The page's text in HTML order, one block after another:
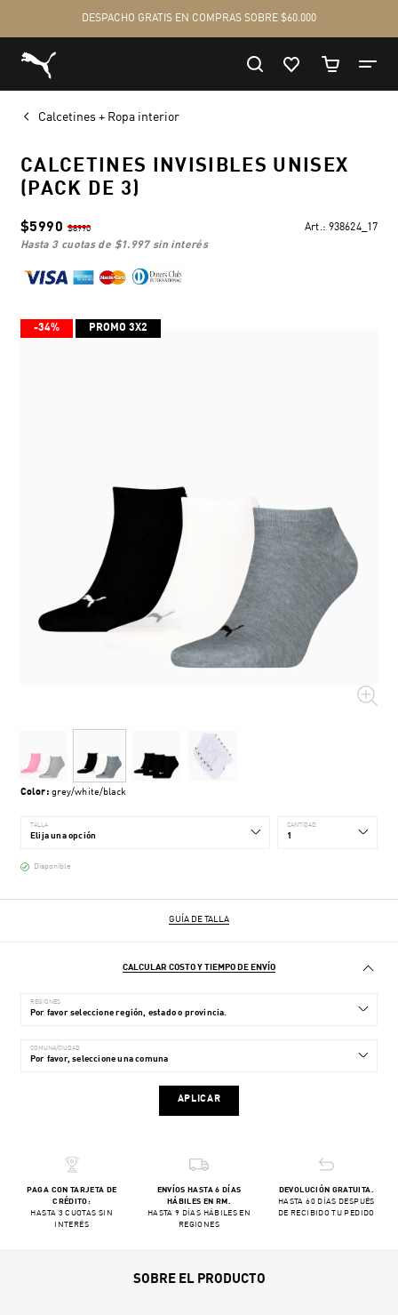
Calcetines + Ropa interior
CALCETINES INVISIBLES UNISEX
(PACK DE 3)
$5990 $8990 Art.: 938624_17
hasta 3 cuotas de $1.997sin interés
-34% PROMO 3X2
Color: grey/white/black
TALLA CANTIDAD
Disponible
GUÍA DE TALLA
CALCULAR COSTO Y TIEMPO DE ENVÍO
REGIONES
COMUNA/CIUDAD
APLICAR
PAGA CON TARJETA DE
CRÉDITO:
HASTA 3 CUOTAS SIN
INTERÉS
ENVÍOS HASTA 6 DÍAS
HÁBILES EN RM.
HASTA 9 DÍAS HÁBILES EN
REGIONES
DEVOLUCIÓN GRATUITA.
HASTA 60 DÍAS DESPUÉS
DE RECIBIDO TU PEDIDO
SOBRE EL PRODUCTO